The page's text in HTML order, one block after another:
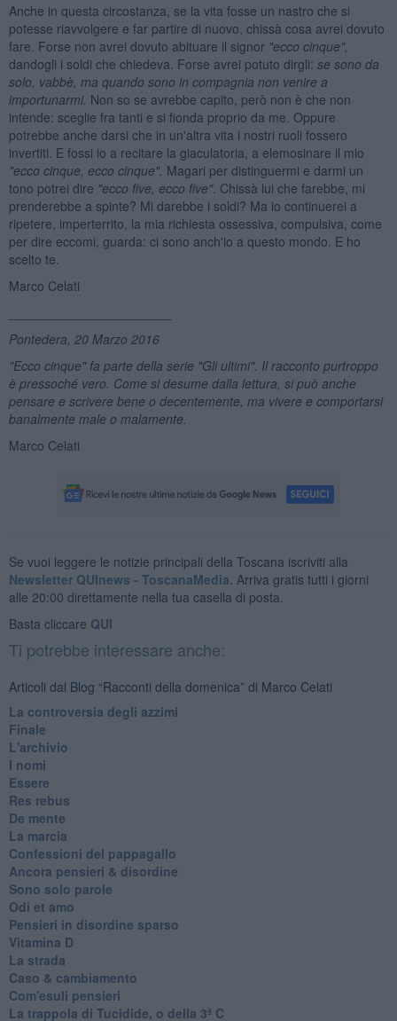
Anche in questa circostanza, se la vita fosse un nastro che si
potesse riavvolgere e far partire di nuovo, chissà cosa avrei dovuto
fare. Forse non avrei dovuto abituare il signor "ecco cinque",
dandogli i soldi che chiedeva. Forse avrei potuto dirgli: se sono da
solo, vabbè, ma quando sono in compagnia non venire a
importunarmi. Non so se avrebbe capito, però non è che non
intende: sceglie fra tanti e si fionda proprio da me. Oppure
potrebbe anche darsi che in un'altra vita i nostri ruoli fossero
invertiti. E fossi io a recitare la giaculatoria, a elemosinare il mio
"ecco cinque, ecco cinque". Magari per distinguermi e darmi un
tono potrei dire "ecco five, ecco five". Chissà lui che farebbe, mi
prenderebbe a spinte? Mi darebbe i soldi? Ma io continuerei a
ripetere, imperterrito, la mia richiesta ossessiva, compulsiva, come
per dire eccomi, guarda: ci sono anch'io a questo mondo. E ho
scelto te.
Marco Celati
Pontedera, 20 Marzo 2016
"Ecco cinque" fa parte della serie "Gli ultimi". Il racconto purtroppo
è pressoché vero. Come si desume dalla lettura, si può anche
pensare e scrivere bene o decentemente, ma vivere e comportarsi
banalmente male o malamente.
Marco Celati
Se vuoi leggere le notizie principali della Toscana iscriviti alla
Newsletter QUInews - ToscanaMedia. Arriva gratis tutti i giorni
alle 20:00 direttamente nella tua casella di posta.
Basta cliccare QUI
Ti potrebbe interessare anche:
Articoli dal Blog “Racconti della domenica” di Marco Celati
La controversia degli azzimi
Finale
L'archivio
I nomi
Essere
Res rebus
De mente
La marcia
Confessioni del pappagallo
Ancora pensieri & disordine
Sono solo parole
Odi et amo
Pensieri in disordine sparso
Vitamina D
La strada
Caso & cambiamento
Com'esuli pensieri
La trappola di Tucidide, o della 3ª C